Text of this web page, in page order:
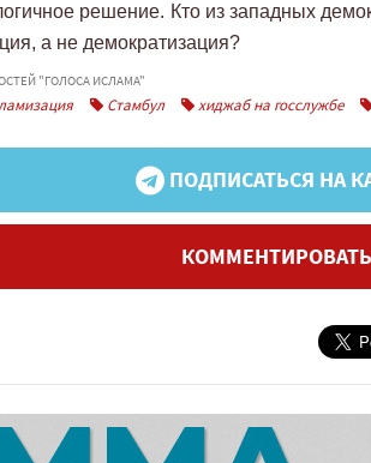
решение. Кто из западных
а не демократизация?
"ГОЛОСА ИСЛАМА"
Стамбул хиджаб на госслужбе
ПОДПИСАТЬСЯ НА
КОММЕНТИРОВАТЬ